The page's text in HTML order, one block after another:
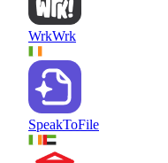
WrkWrk
SpeakToFile